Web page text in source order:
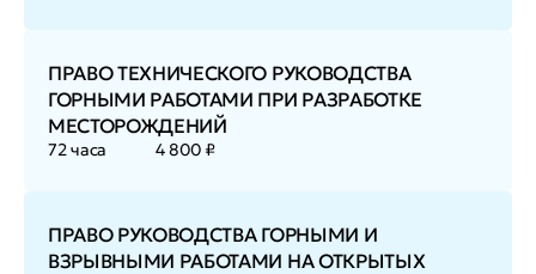
ПРАВО ТЕХНИЧЕСКОГО РУКОВОДСТВА
ГОРНЫМИ РАБОТАМИ ПРИ РАЗРАБОТКЕ
МЕСТОРОЖДЕНИЙ
72 часа 4 800 ₽
ПРАВО РУКОВОДСТВА ГОРНЫМИ И
ВЗРЫВНЫМИ РАБОТАМИ НА ОТКРЫТЫХ